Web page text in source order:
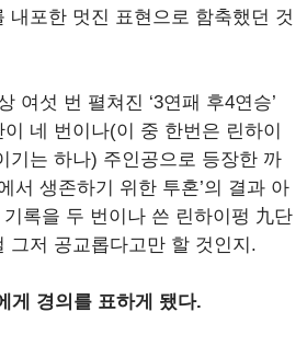
내포한 멋진 표현으로 함축했던 것
여섯 번 펼쳐진 ‘3연패 후4연승’
네 번이나(이 중 한번은 린하이
기는 하나) 주인공으로 등장한 까
서 생존하기 위한 투혼’의 결과 아
록을 두 번이나 쓴 린하이펑 九단
그저 공교롭다고만 할 것인지.
게 경의를 표하게 됐다.